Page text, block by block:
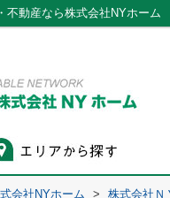
不動産なら株式会社NYホーム
会社NYホーム > 株式会社Ｎ